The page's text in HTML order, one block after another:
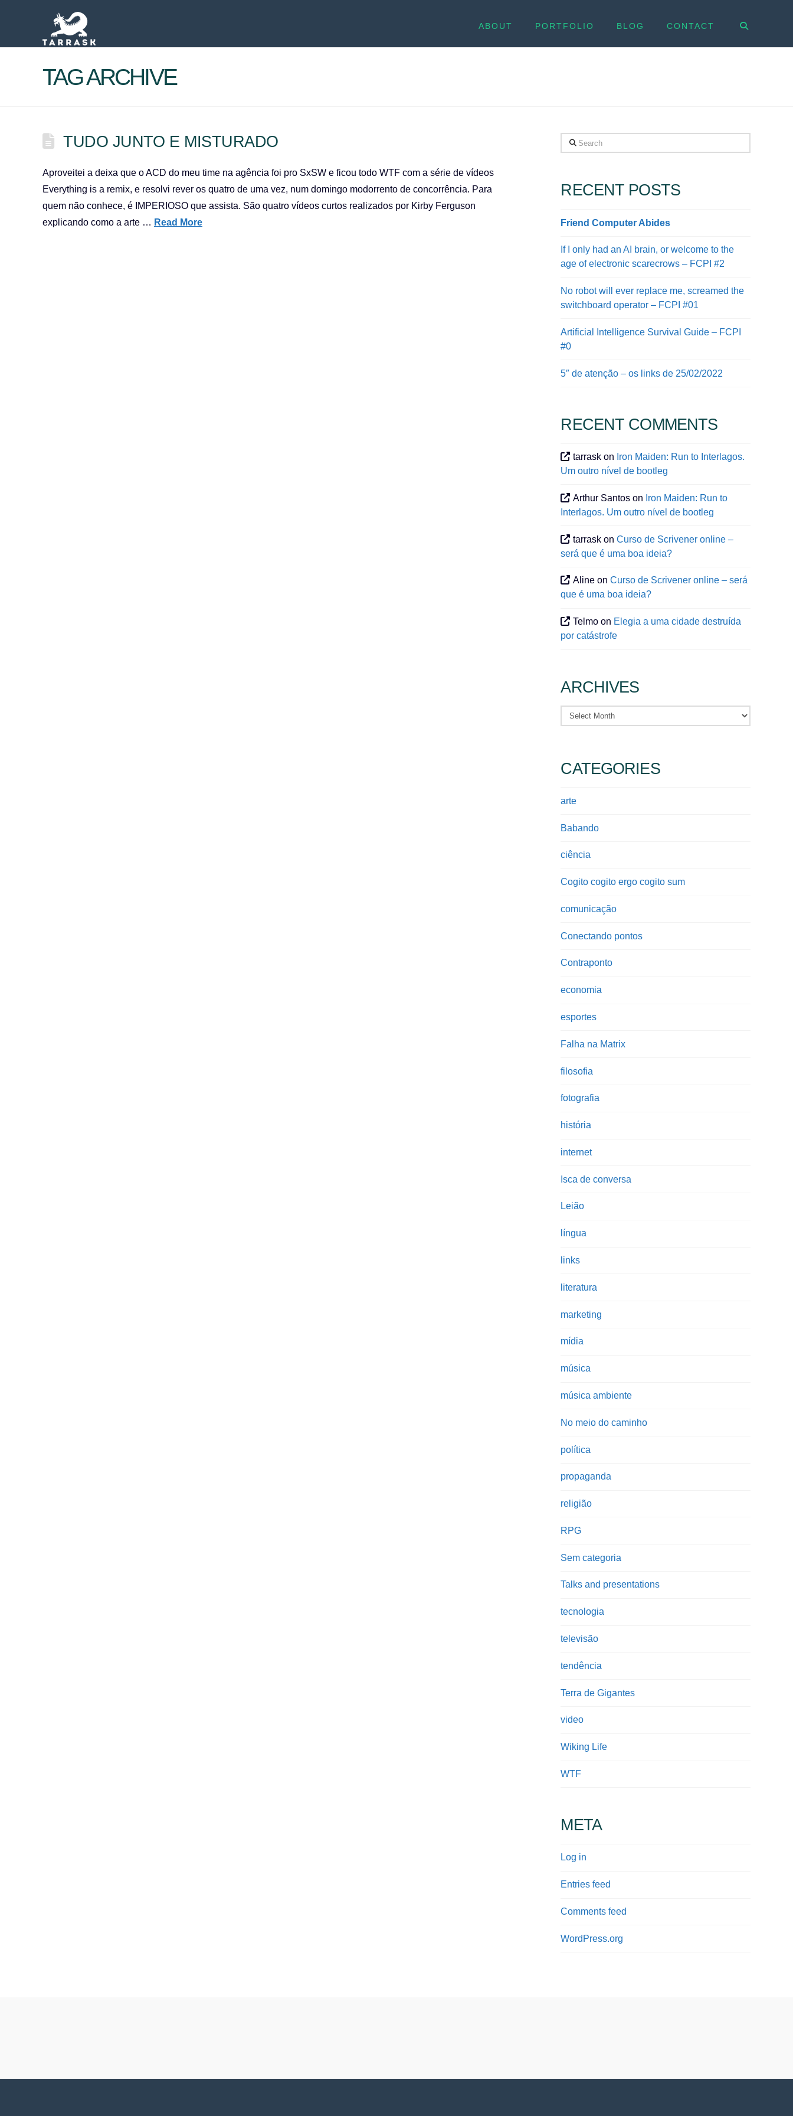
ABOUT PORTFOLIO BLOG CONTACT
TAG ARCHIVE
TUDO JUNTO E MISTURADO
Aproveitei a deixa que o ACD do meu time na agência foi pro SxSW e ficou todo WTF com a série de vídeos
Everything is a remix, e resolvi rever os quatro de uma vez, num domingo modorrento de concorrência. Para
quem não conhece, é IMPERIOSO que assista. São quatro vídeos curtos realizados por Kirby Ferguson
explicando como a arte … Read More
Search
RECENT POSTS
Friend Computer Abides
If I only had an AI brain, or welcome to the
age of electronic scarecrows – FCPI #2
No robot will ever replace me, screamed the
switchboard operator – FCPI #01
Artificial Intelligence Survival Guide – FCPI
#0
5″ de atenção – os links de 25/02/2022
RECENT COMMENTS
tarrask on Iron Maiden: Run to Interlagos.
Um outro nível de bootleg
Arthur Santos on Iron Maiden: Run to
Interlagos. Um outro nível de bootleg
tarrask onCurso de Scrivener online –
será que é uma boa ideia?
Aline onCurso de Scrivener online – será
que é uma boa ideia?
Telmo on Elegia a uma cidade destruída
por catástrofe
ARCHIVES
Archives
CATEGORIES
arte
Babando
ciência
Cogito cogito ergo cogito sum
comunicação
Conectando pontos
Contraponto
economia
esportes
Falha na Matrix
filosofia
fotografia
história
internet
Isca de conversa
Leião
língua
links
literatura
marketing
mídia
música
música ambiente
No meio do caminho
política
propaganda
religião
RPG
Sem categoria
Talks and presentations
tecnologia
televisão
tendência
Terra de Gigantes
video
Wiking Life
WTF
META
Log in
Entries feed
Comments feed
WordPress.org